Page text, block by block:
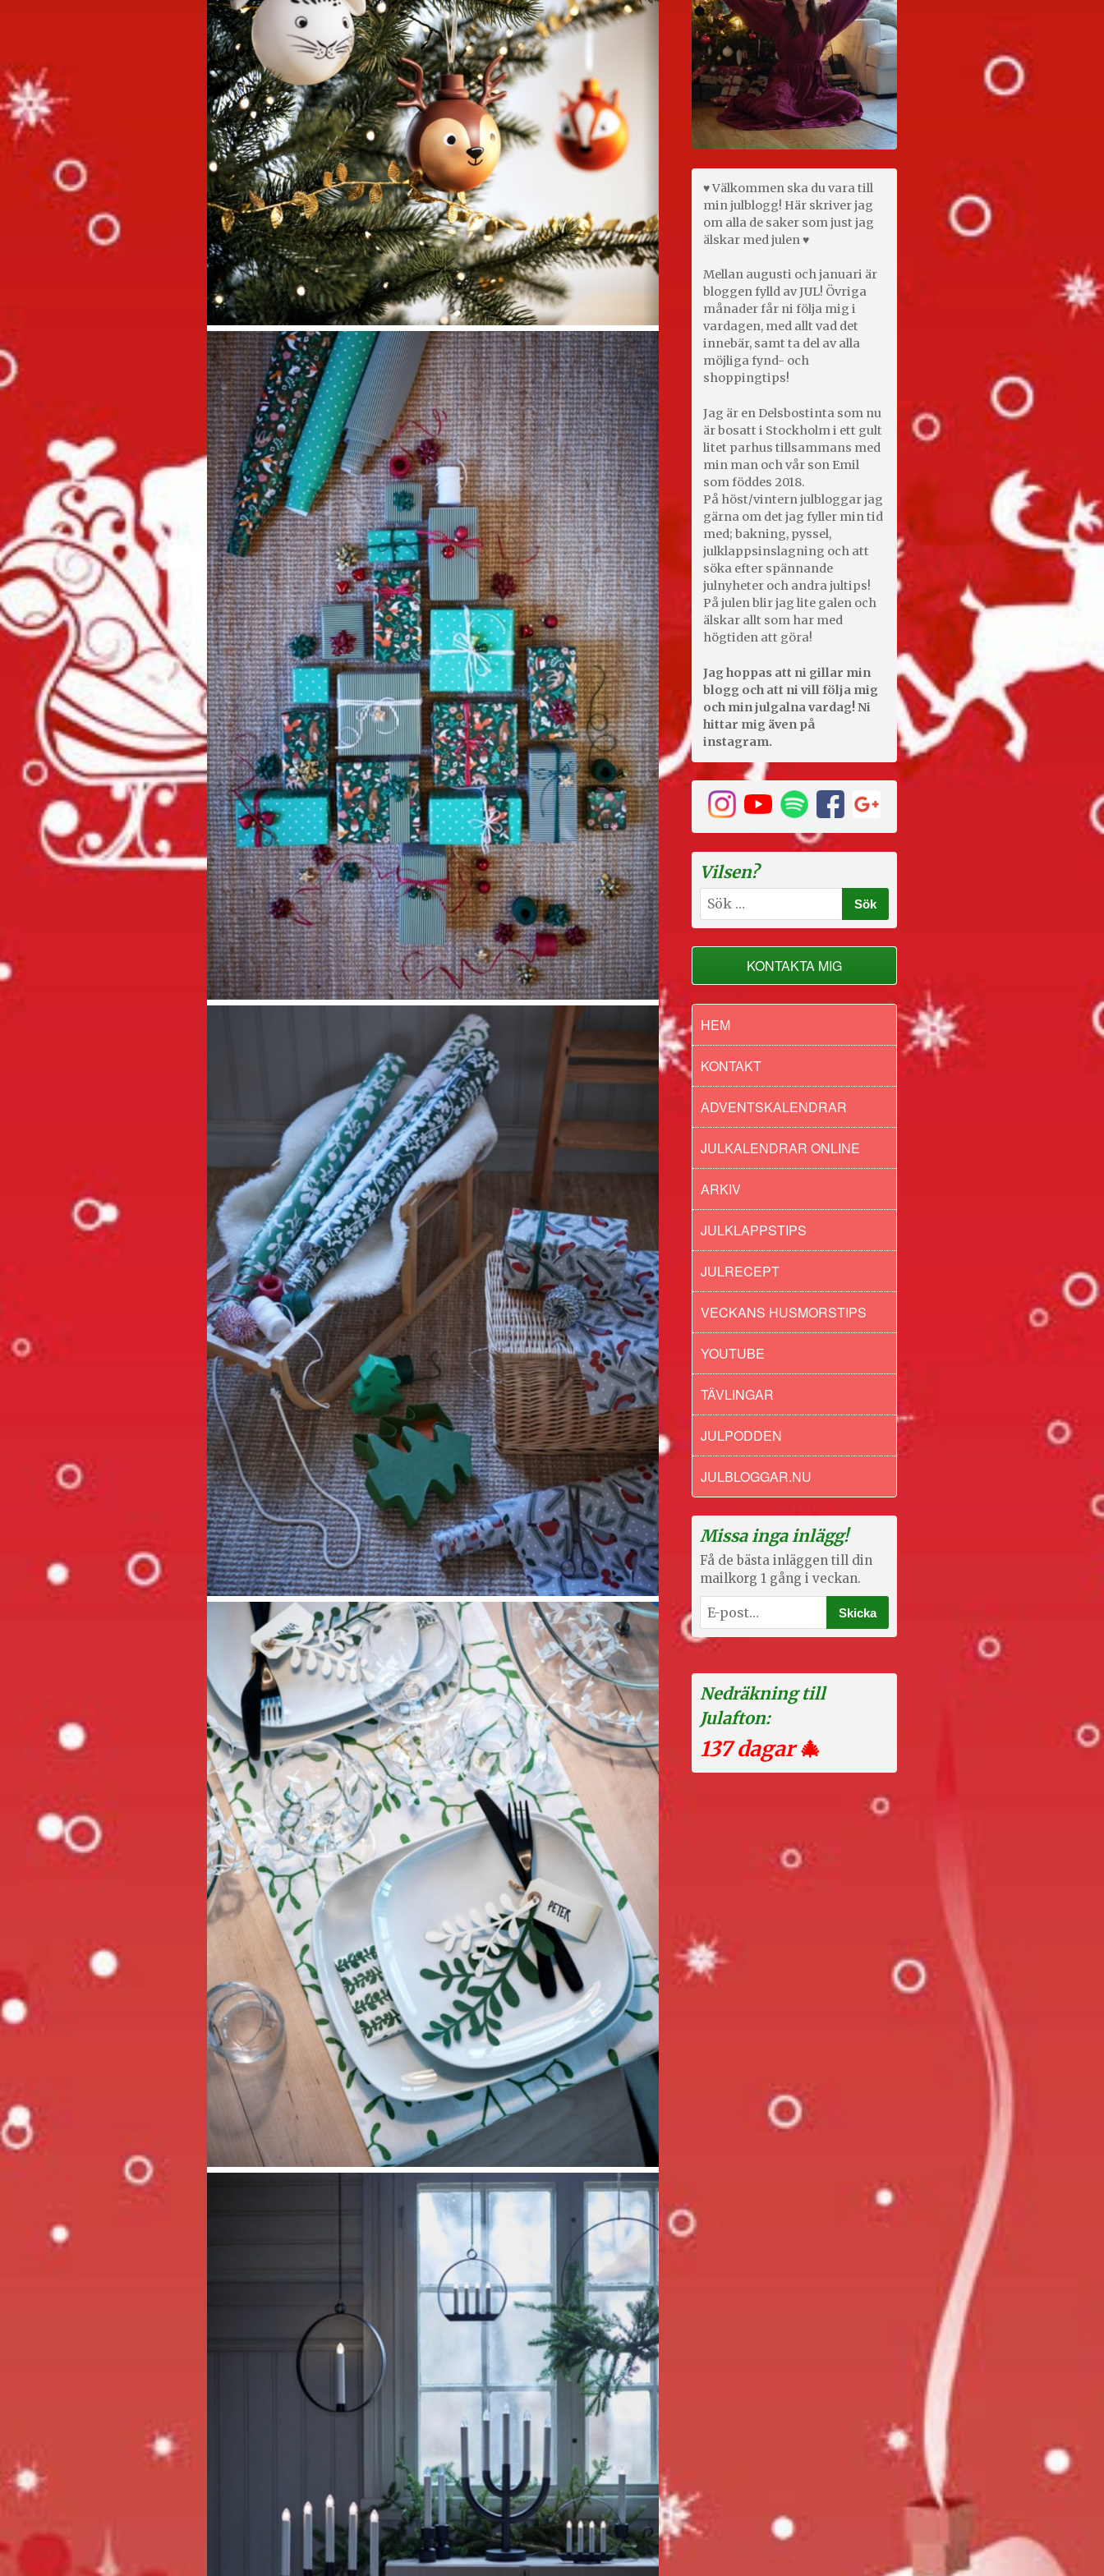
♥ Välkommen ska du vara till
min julblogg! Här skriver jag
om alla de saker som just jag
älskar med julen ♥
Mellan augusti och januari är
bloggen fylld av JUL! Övriga
månader får ni följa mig i
vardagen, med allt vad det
innebär, samt ta del av alla
möjliga fynd- och
shoppingtips!
Jag är en Delsbostinta som nu
är bosatt i Stockholm i ett gult
litet parhus tillsammans med
min man och vår son Emil
som föddes 2018.
På höst/vintern julbloggar jag
gärna om det jag fyller min tid
med; bakning, pyssel,
julklappsinslagning och att
söka efter spännande
julnyheter och andra jultips!
På julen blir jag lite galen och
älskar allt som har med
högtiden att göra!
Jag hoppas att ni gillar min
blogg och att ni vill följa mig
och min julgalna vardag! Ni
hittar mig även på
instagram.
Vilsen?
Sök
efter:
KONTAKTA MIG
HEM
KONTAKT
ADVENTSKALENDRAR
JULKALENDRAR ONLINE
ARKIV
JULKLAPPSTIPS
JULRECEPT
VECKANS HUSMORSTIPS
YOUTUBE
TÄVLINGAR
JULPODDEN
JULBLOGGAR.NU
Missa inga inlägg!
Få de bästa inläggen till din
mailkorg 1 gång i veckan.
Nedräkning till
Julafton:
137 dagar🎄